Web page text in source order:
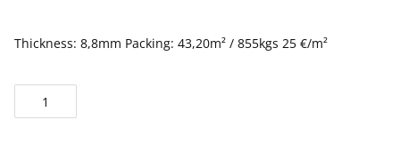
Thickness: 8,8mm Packing: 43,20m² / 855kgs 25 €/m²
Mosaic
Sugar